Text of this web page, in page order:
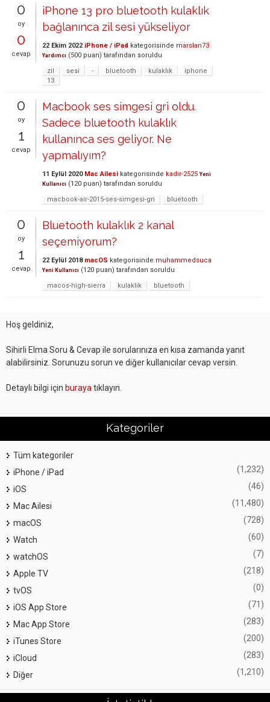
0
oy
0
cevap
iPhone 13 pro bluetooth kulaklık
bağlanınca zil sesi yükseliyor
22 Ekim 2022 iPhone / iPad kategorisinde marslan73
Yardımcı (500 puan) tarafından soruldu
zil
sesi - bluetooth kulaklık
iphone
13
0
oy
1
cevap
Macbook ses simgesi gri oldu.
Sadece bluetooth kulaklık
kullanınca ses geliyor. Ne
yapmalıyım?
11 Eylül 2020 Mac Ailesi kategorisinde kadir-2525 Yeni
Kullanıcı (120 puan) tarafından soruldu
macbook-air-2015-ses-simgesi-gri
bluetooth
0
oy
1
cevap
Bluetooth kulaklık 2 kanal
seçemiyorum?
22 Eylül 2018 macOS kategorisinde muhammedsuca
Yeni Kullanıcı (120 puan) tarafından soruldu
macos-high-sierra
kulaklik bluetooth
Hoş geldiniz,
Sihirli Elma Soru & Cevap ile sorularınıza en kısa zamanda yanıt
alabilirsiniz. Sorunuzu sorun ve diğer kullanıcılar cevap versin.
Detaylı bilgi için buraya tıklayın.
Kategoriler
Tüm kategoriler
iPhone / iPad
(1,232)
iOS (46)
Mac Ailesi (11,480)
macOS (728)
Watch (60)
watchOS (7)
Apple TV (218)
tvOS (0)
iOS App Store (71)
Mac App Store (283)
iTunes Store (200)
iCloud (283)
Diğer (1,210)